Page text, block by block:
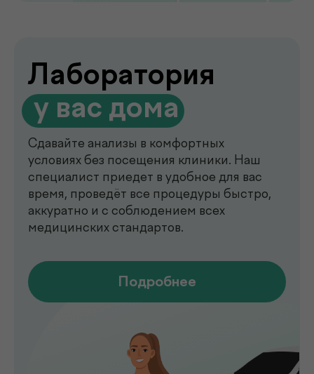
de factum —
многопрофильная клиника
в Ташкенте
Современный медицинский центр для
комплексной диагностики, профилактики
и лечения. В клинике de factum ведут
прием опытные врачи различных
специальностей, доступны лабораторные
анализы, УЗИ, рентген, функциональная
диагностика, чек-ап программы и
оборудовании.
Мы помогаем выявлять заболевания на
ранних стадиях, подбирать эффективное
годы. Точная диагностика,
индивидуальный подход и высокий
уровень медицинского сервиса делают